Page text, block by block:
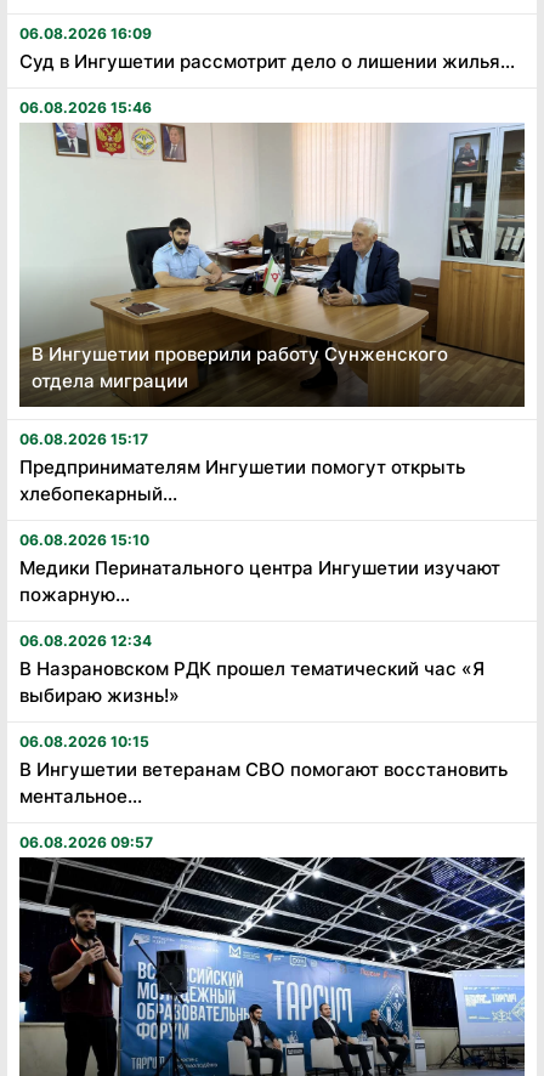
06.08.2026 16:09
Суд в Ингушетии рассмотрит дело о лишении жилья...
06.08.2026 15:46
В Ингушетии проверили работу Сунженского
отдела миграции
06.08.2026 15:17
Предпринимателям Ингушетии помогут открыть
хлебопекарный...
06.08.2026 15:10
Медики Перинатального центра Ингушетии изучают
пожарную...
06.08.2026 12:34
В Назрановском РДК прошел тематический час «Я
выбираю жизнь!»
06.08.2026 10:15
В Ингушетии ветеранам СВО помогают восстановить
ментальное...
06.08.2026 09:57